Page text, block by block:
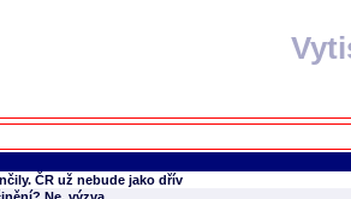
ČR už nebude jako dřív